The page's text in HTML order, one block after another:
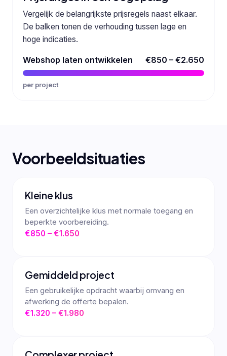
Vergelijk de belangrijkste prijsregels naast elkaar.
De balken tonen de verhouding tussen lage en
hoge indicaties.
Webshop laten ontwikkelen €850 – €2.650
per project
Voorbeeldsituaties
Kleine klus
Een overzichtelijke klus met normale toegang en
beperkte voorbereiding.
€850 – €1.650
Gemiddeld project
Een gebruikelijke opdracht waarbij omvang en
afwerking de offerte bepalen.
€1.320 – €1.980